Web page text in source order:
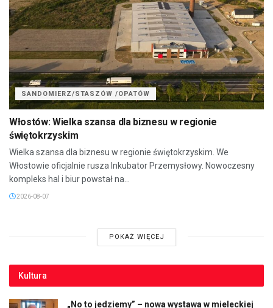
SANDOMIERZ/STASZÓW /OPATÓW
Włostów: Wielka szansa dla biznesu w regionie
świętokrzyskim
Wielka szansa dla biznesu w regionie świętokrzyskim. We
Włostowie oficjalnie rusza Inkubator Przemysłowy. Nowoczesny
kompleks hal i biur powstał na...
2026-08-07
POKAŻ WIĘCEJ
Kultura
„No to jedziemy” – nowa wystawa w mieleckiej